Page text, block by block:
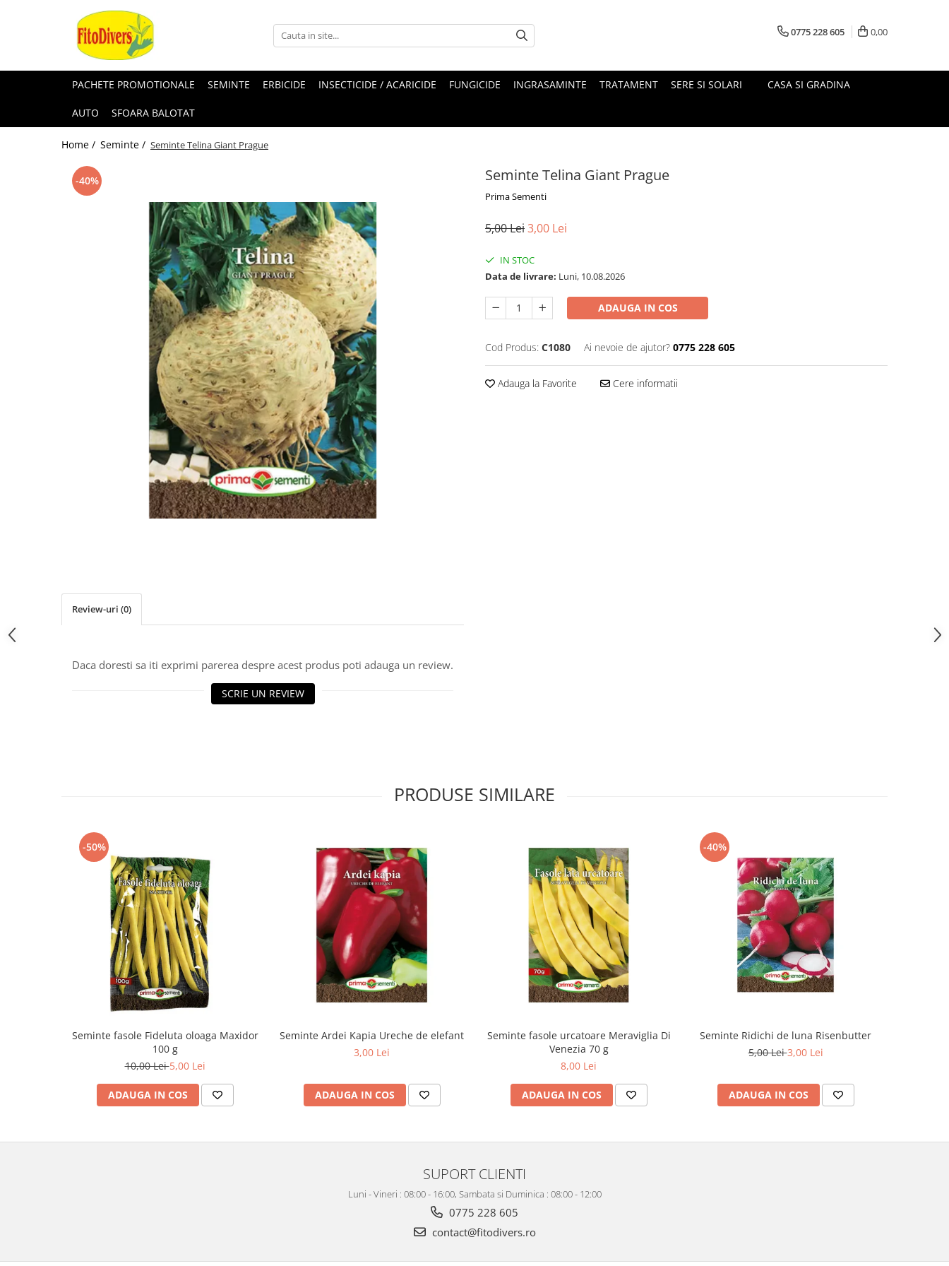
0775 228 605 0,00
PACHETE PROMOTIONALE SEMINTE ERBICIDE INSECTICIDE / ACARICIDE FUNGICIDE INGRASAMINTE TRATAMENT SERE SI SOLARI CASA SI GRADINA
AUTO SFOARA BALOTAT
Home / Seminte / Seminte Telina Giant Prague
Seminte Telina Giant Prague
Prima Sementi
-40%
5,00 Lei3,00 Lei
IN STOC
Data de livrare: Luni, 10.08.2026
ADAUGA IN COS
Cod Produs: C1080 Ai nevoie de ajutor? 0775 228 605
Adauga la Favorite Cere informatii
Review-uri (0)
Daca doresti sa iti exprimi parerea despre acest produs poti adauga un review.
SCRIE UN REVIEW
PRODUSE SIMILARE
-50%
Seminte fasole Fideluta oloaga Maxidor
100 g
10,00 Lei5,00 Lei
ADAUGA IN COS
Seminte Ardei Kapia Ureche de elefant
3,00 Lei
ADAUGA IN COS
Seminte fasole urcatoare Meraviglia Di
Venezia 70 g
8,00 Lei
ADAUGA IN COS
-40%
Seminte Ridichi de luna Risenbutter
5,00 Lei3,00 Lei
ADAUGA IN COS
SUPORT CLIENTI
Luni - Vineri : 08:00 - 16:00, Sambata si Duminica : 08:00 - 12:00
0775 228 605
contact@fitodivers.ro